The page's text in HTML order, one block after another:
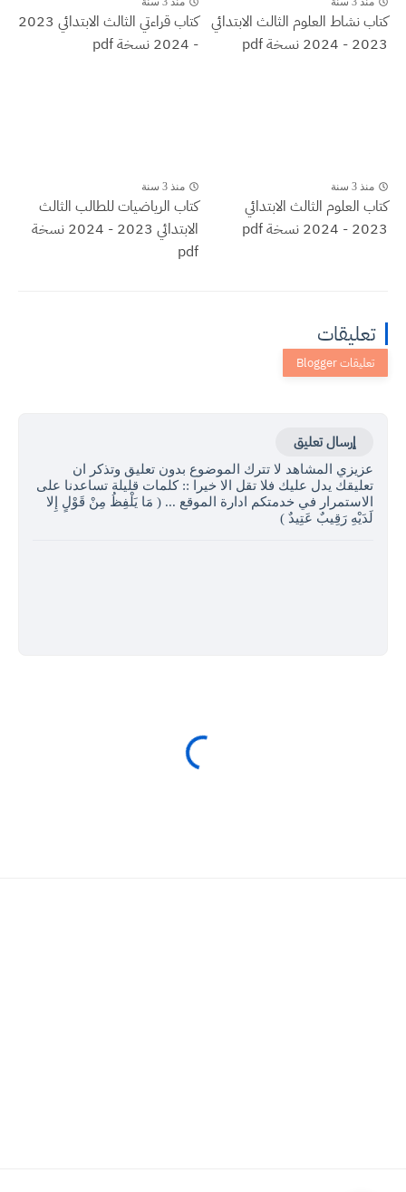
كتاب نشاط العلوم الثالث الابتدائي
2023 - 2024 نسخة pdf
كتاب قراءتي الثالث الابتدائي 2023
- 2024 نسخة pdf
منذ 3 سنة
كتاب العلوم الثالث الابتدائي
2023 - 2024 نسخة pdf
منذ 3 سنة
كتاب الرياضيات للطالب الثالث
الابتدائي 2023 - 2024 نسخة
pdf
تعليقات
إرسال تعليق
عزيزي المشاهد لا تترك الموضوع بدون تعليق وتذكر ان
تعليقك يدل عليك فلا تقل الا خيرا :: كلمات قليلة تساعدنا على
الاستمرار في خدمتكم ادارة الموقع ... ( مَا يَلْفِظُ مِنْ قَوْلٍ إِلا
لَدَيْهِ رَقِيبٌ عَتِيدٌ )